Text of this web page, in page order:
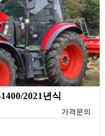
2021년식
가격문의